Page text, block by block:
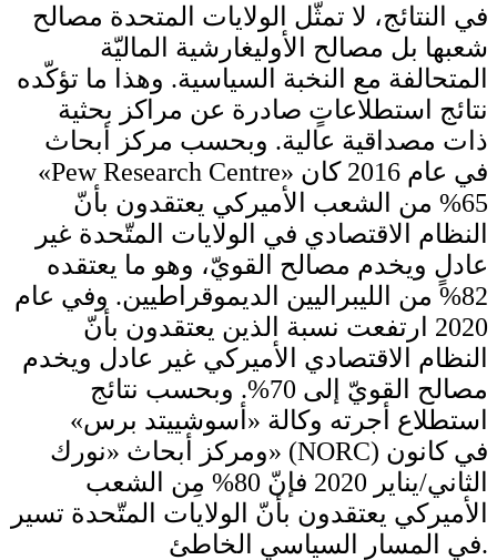
في النتائج، لا تمثّل الولايات المتحدة مصالح
شعبها بل مصالح الأوليغارشية الماليّة
المتحالفة مع النخبة السياسية. وهذا ما تؤكّده
نتائج استطلاعاتٍ صادرة عن مراكز بحثية
ذات مصداقية عالية. وبحسب مركز أبحاث
«Pew Research Centre» في عام 2016 كان
65% من الشعب الأميركي يعتقدون بأنّ
النظام الاقتصادي في الولايات المتّحدة غير
عادلٍ ويخدم مصالح القويّ، وهو ما يعتقده
82% من الليبراليين الديموقراطيين. وفي عام
2020 ارتفعت نسبة الذين يعتقدون بأنّ
النظام الاقتصادي الأميركي غير عادل ويخدم
مصالح القويّ إلى 70%. وبحسب نتائج
استطلاع أجرته وكالة «أسوشييتد برس»
ومركز أبحاث «نورك» (NORC) في كانون
الثاني/يناير 2020 فإنّ 80% مِن الشعب
الأميركي يعتقدون بأنّ الولايات المتّحدة تسير
في المسار السياسي الخاطئ.